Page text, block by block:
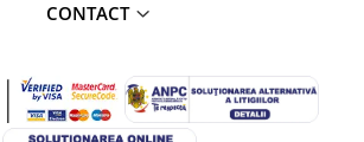
CONTACT